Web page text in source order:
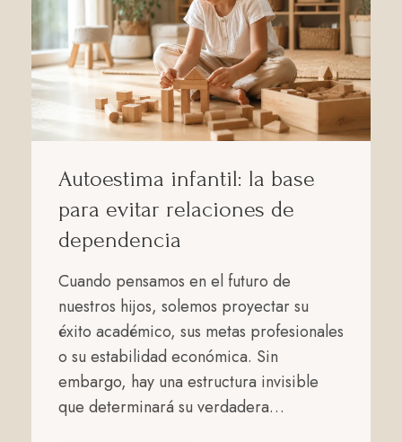
Autoestima infantil: la base
para evitar relaciones de
dependencia
Cuando pensamos en el futuro de
nuestros hijos, solemos proyectar su
éxito académico, sus metas profesionales
o su estabilidad económica. Sin
embargo, hay una estructura invisible
que determinará su verdadera…